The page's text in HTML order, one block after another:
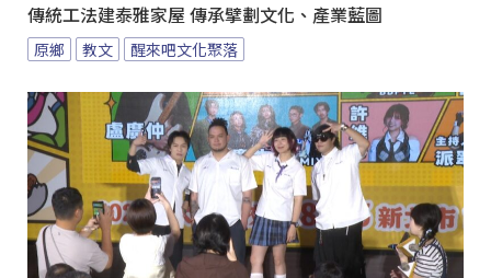
傳統工法建泰雅家屋 傳承擘劃文化、產業藍圖
原鄉 教文 醒來吧文化聚落